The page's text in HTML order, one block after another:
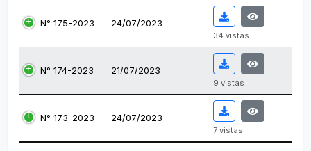
N° 175-2023 24/07/2023
34 vistas
N° 174-2023 21/07/2023
9 vistas
N° 173-2023 24/07/2023
7 vistas